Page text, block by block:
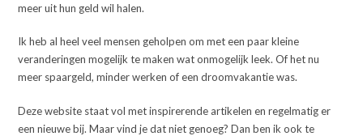
meer uit hun geld wil halen.
Ik heb al heel veel mensen geholpen om met een paar kleine
veranderingen mogelijk te maken wat onmogelijk leek. Of het nu
meer spaargeld, minder werken of een droomvakantie was.
Deze website staat vol met inspirerende artikelen en regelmatig er
een nieuwe bij. Maar vind je dat niet genoeg? Dan ben ik ook te